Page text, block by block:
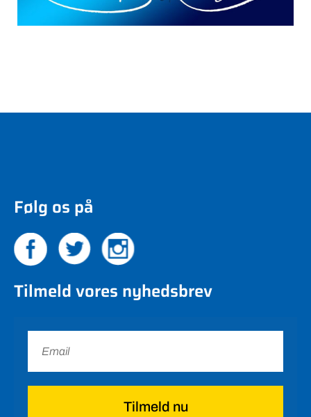
Tilmeld vores nyhedsbrev
Tilmeld nu